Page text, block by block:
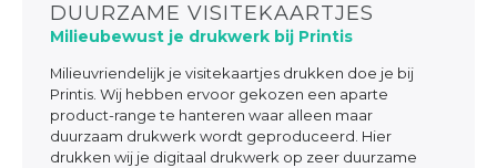
DUURZAME VISITEKAARTJES
Milieubewust je drukwerk bij Printis
Milieuvriendelijk je visitekaartjes drukken doe je bij
Printis. Wij hebben ervoor gekozen een aparte
product-range te hanteren waar alleen maar
duurzaam drukwerk wordt geproduceerd. Hier
drukken wij je digitaal drukwerk op zeer duurzame